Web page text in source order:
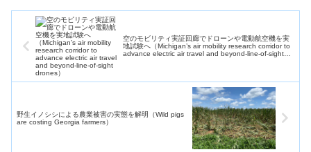
空のモビリティ実証回廊でドローンや電動航空機を実
地試験へ（Michigan’s air mobility research corridor to
advance electric air travel and beyond-line-of-sight
野生イノシシによる農業被害の実態を解明（Wild pigs
are costing Georgia farmers）